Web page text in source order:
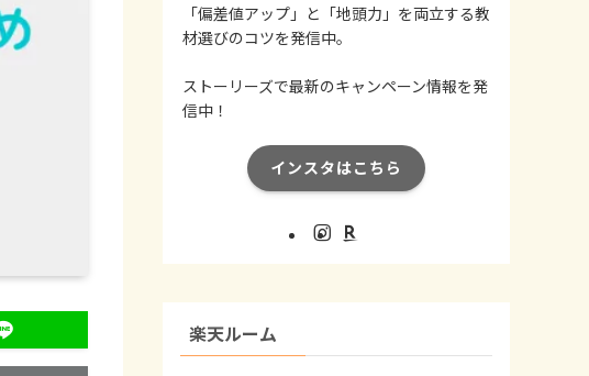
「偏差値アップ」と「地頭力」を両立する教
材選びのコツを発信中。
ストーリーズで最新のキャンペーン情報を発
信中！
インスタはこちら
楽天ルーム